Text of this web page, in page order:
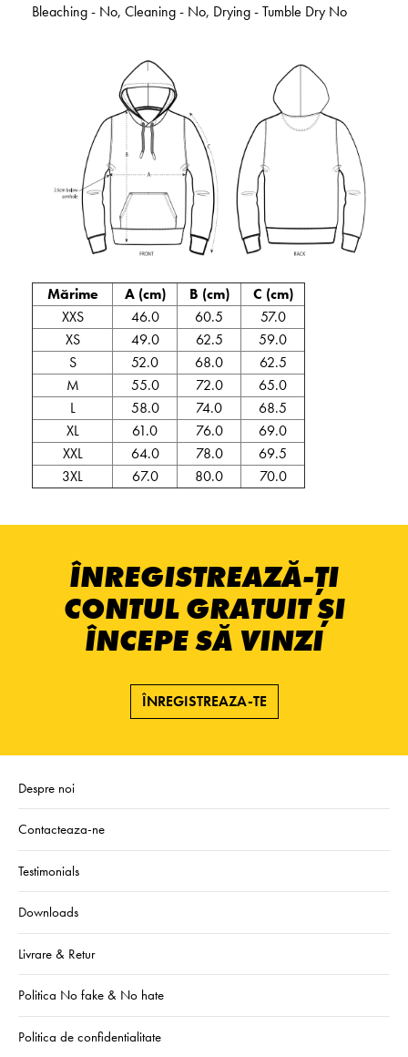
Bleaching - No, Cleaning - No, Drying - Tumble Dry No
Mărime A (cm) B (cm)
C (cm)
XXS
46.0 60.5
57.0
XS
49.0 62.5
59.0
S
52.0 68.0
62.5
M
55.0 72.0
65.0
L
58.0 74.0
68.5
XL
61.0 76.0
69.0
XXL
64.0 78.0
69.5
3XL
67.0 80.0 70.0
ÎNREGISTREAZĂ-ȚI
CONTUL GRATUIT ȘI
ÎNCEPE SĂ VINZI
ÎNREGISTREAZA-TE
Despre noi
Contacteaza-ne
Testimonials
Downloads
Livrare & Retur
Politica No fake & No hate
Politica de confidentialitate